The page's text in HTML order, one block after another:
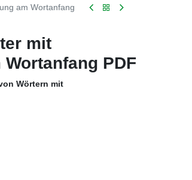
am Wortanfang
mit
PDF
Wörtern mit